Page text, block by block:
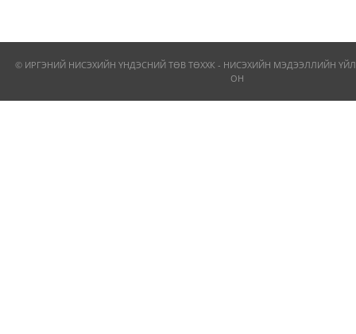
© ИРГЭНИЙ НИСЭХИЙН ҮНДЭСНИЙ ТӨВ ТӨХХК - НИСЭХИЙН МЭДЭЭЛЛИЙН
ОН